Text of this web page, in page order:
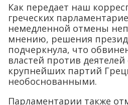
Как передает наш
греческих
немедленной отмены
мнению, решения
подчеркнула, что
властей против
крупнейших партий
необоснованными.
Парламентарии также